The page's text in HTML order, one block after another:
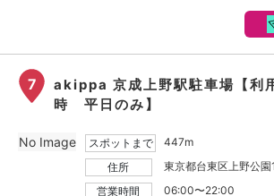
7
akippa 京成上野駅駐車場【利
時 平日のみ】
スポットまで
447m
住所
東京都台東区上野公
営業時間
06:00〜22:00
No Image